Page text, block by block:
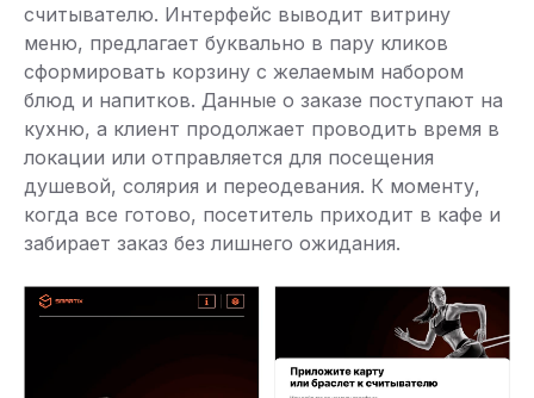
считывателю. Интерфейс выводит витрину
меню, предлагает буквально в пару кликов
сформировать корзину с желаемым набором
блюд и напитков. Данные о заказе поступают на
кухню, а клиент продолжает проводить время в
локации или отправляется для посещения
душевой, солярия и переодевания. К моменту,
когда все готово, посетитель приходит в кафе и
забирает заказ без лишнего ожидания.